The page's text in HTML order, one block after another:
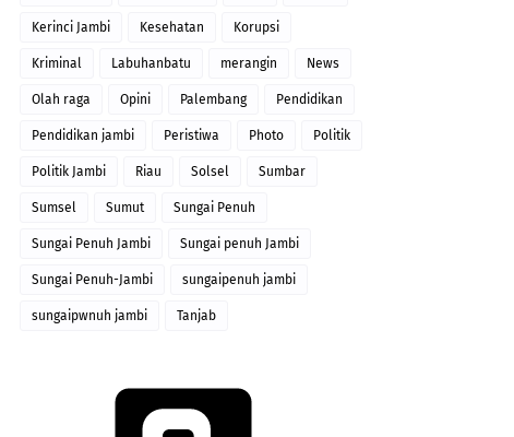
Kerinci Jambi Kesehatan Korupsi
Kriminal Labuhanbatu merangin News
Olah raga Opini Palembang Pendidikan
Pendidikan jambi Peristiwa Photo Politik
Politik Jambi Riau Solsel Sumbar
Sumsel Sumut Sungai Penuh
Sungai Penuh Jambi Sungai penuh Jambi
Sungai Penuh-Jambi sungaipenuh jambi
sungaipwnuh jambi Tanjab